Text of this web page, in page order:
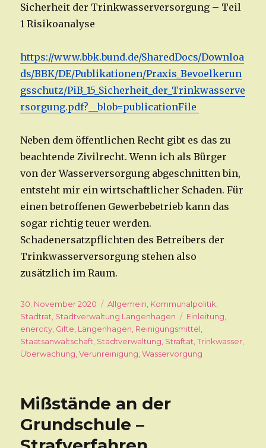
Sicherheit der Trinkwasserversorgung – Teil
1 Risikoanalyse
https://www.bbk.bund.de/SharedDocs/Downloa
ds/BBK/DE/Publikationen/Praxis_Bevoelkerun
gsschutz/PiB_15_Sicherheit_der_Trinkwasserve
rsorgung.pdf?__blob=publicationFile
Neben dem öffentlichen Recht gibt es das zu
beachtende Zivilrecht. Wenn ich als Bürger
von der Wasserversorgung abgeschnitten bin,
entsteht mir ein wirtschaftlicher Schaden. Für
einen betroffenen Gewerbebetrieb kann das
sogar richtig teuer werden.
Schadenersatzpflichten des Betreibers der
Trinkwasserversorgung stehen also
zusätzlich im Raum.
Veröffentlicht
am
30. November 2020 Kategorien
Allgemein Kommunalpolitik
Stadtrat Stadtverwaltung Langenhagen Schlagwörter
Einleitung
enercity Gifte Langenhagen Reinigungsmittel
Staatsanwaltschaft Stadtverwaltung Straftat ,Trinkwasser
Überwachung ,Verunreinigung ,Wasservorgung
Mißstände an der
Grundschule –